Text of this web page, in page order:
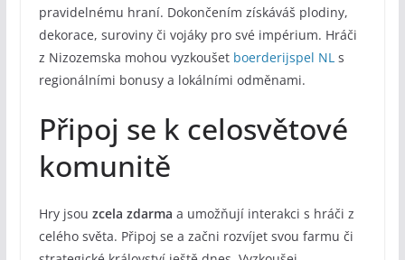
pravidelnému hraní. Dokončením získáváš plodiny,
dekorace, suroviny či vojáky pro své impérium. Hráči
z Nizozemska mohou vyzkoušet boerderijspel NLs
regionálními bonusy a lokálními odměnami.
Připoj se k celosvětové
komunitě
Hry jsou zcela zdarma a umožňují interakci s hráči z
celého světa. Připoj se a začni rozvíjet svou farmu či